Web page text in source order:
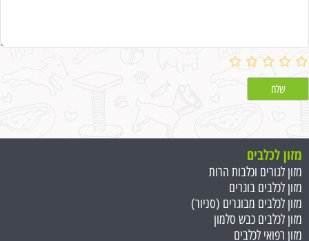
מזון לכלבים
מזון לגורים וכלבות הרות
מזון לכלבים בוגרים
מזון לכלבים מבוגרים (סניור)
מזון לכלבים כבש סלמון
מזון רפואי לכלבים